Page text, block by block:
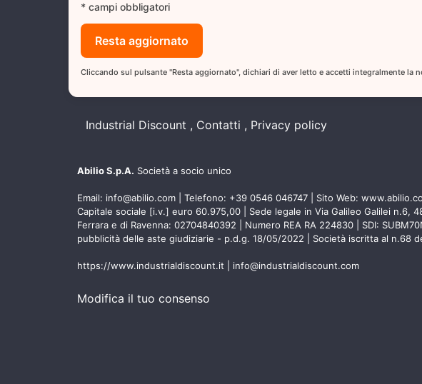
* campi obbligatori
Cliccando sul pulsante "Resta aggiornato", dichiari di aver letto e accetti integralmente la
Industrial Discount Contatti Privacy policy
Abilio S.p.A. Società a socio unico
Email: info@abilio.com | Telefono: +39 0546 046747 | Sito Web:
Capitale sociale [i.v.] euro 60.975,00 | Sede legale in Via Galileo Galilei n.6,
Ferrara e di Ravenna: 02704840392 | Numero REA RA 224830 | SDI:
pubblicità delle aste giudiziarie - p.d.g. 18/05/2022 | Società iscritta al
https://www.industrialdiscount.it info@industrialdiscount.com
Modifica il tuo consenso